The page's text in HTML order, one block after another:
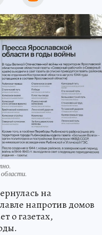
на
напротив домов
о газетах,